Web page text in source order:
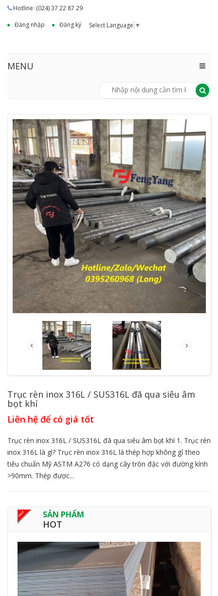
Hotline: (024) 37 22 87 29
Đăng nhập
Đăng ký Select Language ▼
MENU
Trục rèn inox 316L / SUS316L đã qua siêu âm
bọt khí
Liên hệ để có giá tốt
Trục rèn inox 316L / SUS316L đã qua siêu âm bọt khí 1. Trục rèn
inox 316L là gì? Trục rèn inox 316L là thép hợp không gỉ theo
tiêu chuẩn Mỹ ASTM A276 có dạng cây tròn đặc với đường kính
>90mm. Thép được...
SẢN PHẨM
HOT